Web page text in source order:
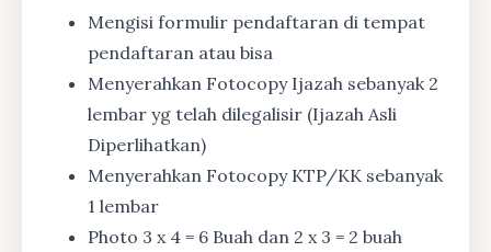
Mengisi formulir pendaftaran di tempat
pendaftaran atau bisa
Menyerahkan Fotocopy Ijazah sebanyak 2
lembar yg telah dilegalisir (Ijazah Asli
Diperlihatkan)
Menyerahkan Fotocopy KTP/KK sebanyak
1 lembar
Photo 3 x 4 = 6 Buah dan 2 x 3 = 2 buah